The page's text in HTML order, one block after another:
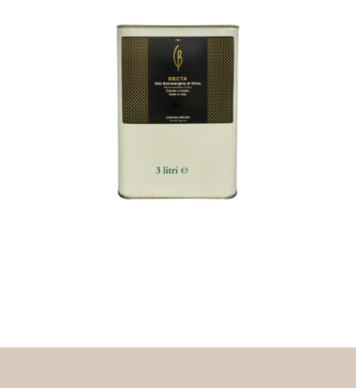
🇩🇪
Deutsch
🇫🇷
Français
🇨🇳
中文
🇯🇵
日本語